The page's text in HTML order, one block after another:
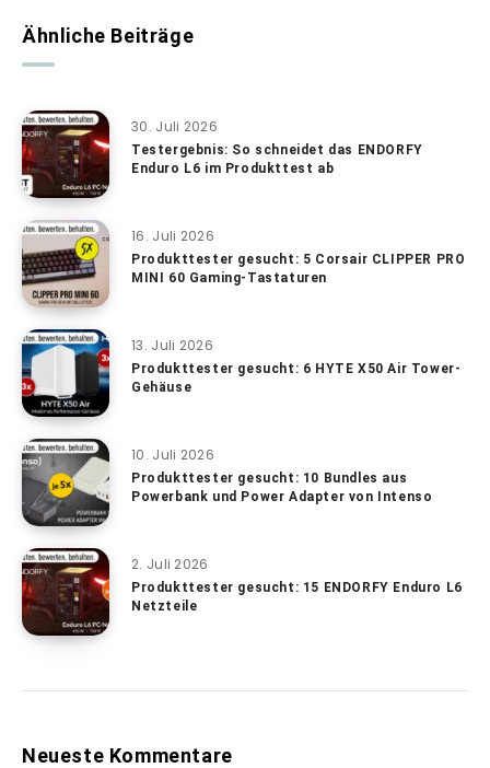
Ähnliche Beiträge
30. Juli 2026
Testergebnis: So schneidet das ENDORFY
Enduro L6 im Produkttest ab
16. Juli 2026
Produkttester gesucht: 5 Corsair CLIPPER PRO
MINI 60 Gaming-Tastaturen
13. Juli 2026
Produkttester gesucht: 6 HYTE X50 Air Tower-
Gehäuse
10. Juli 2026
Produkttester gesucht: 10 Bundles aus
Powerbank und Power Adapter von Intenso
2. Juli 2026
Produkttester gesucht: 15 ENDORFY Enduro L6
Netzteile
Neueste Kommentare